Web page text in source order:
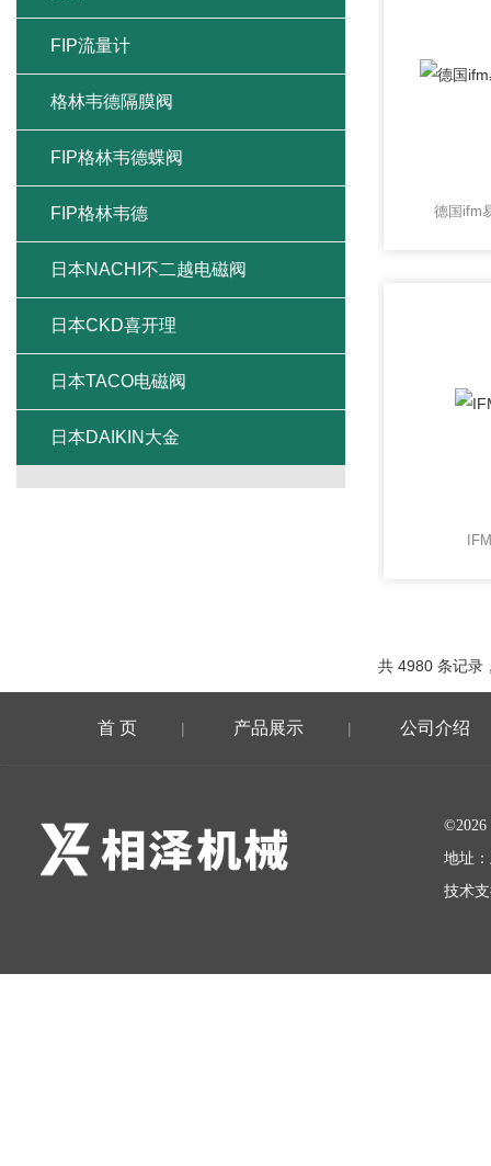
德国ifm
共 4980 条记
FIP流量计
格林韦德隔膜阀
FIP格林韦德蝶阀
FIP格林韦德
日本NACHI不二越电磁阀
日本CKD喜开理
日本TACO电磁阀
日本DAIKIN大金
首 页 | 产品展示 | 公司介绍
地址
技术